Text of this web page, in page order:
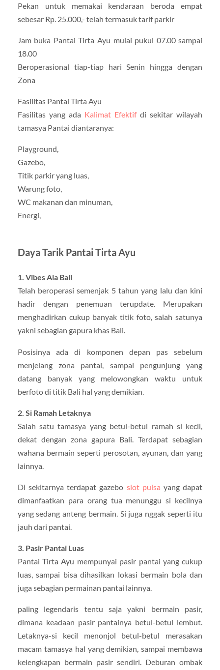
Pekan untuk memakai kendaraan beroda empat
sebesar Rp. 25.000,- telah termasuk tarif parkir
Jam buka Pantai Tirta Ayu mulai pukul 07.00 sampai
18.00
Beroperasional tiap-tiap hari Senin hingga dengan
Zona
Fasilitas Pantai Tirta Ayu
Fasilitas yang ada Kalimat Efektifdi sekitar wilayah
tamasya Pantai diantaranya:
Playground,
Gazebo,
Titik parkir yang luas,
Warung foto,
WC makanan dan minuman,
Energi,
Daya Tarik Pantai Tirta Ayu
1. Vibes Ala Bali
Telah beroperasi semenjak 5 tahun yang lalu dan kini
hadir dengan penemuan terupdate. Merupakan
menghadirkan cukup banyak titik foto, salah satunya
yakni sebagian gapura khas Bali.
Posisinya ada di komponen depan pas sebelum
menjelang zona pantai, sampai pengunjung yang
datang banyak yang melowongkan waktu untuk
berfoto di titik Bali hal yang demikian.
2. Si Ramah Letaknya
Salah satu tamasya yang betul-betul ramah si kecil,
dekat dengan zona gapura Bali. Terdapat sebagian
wahana bermain seperti perosotan, ayunan, dan yang
lainnya.
Di sekitarnya terdapat gazebo slot pulsa yang dapat
dimanfaatkan para orang tua menunggu si kecilnya
yang sedang anteng bermain. Si juga nggak seperti itu
jauh dari pantai.
3. Pasir Pantai Luas
Pantai Tirta Ayu mempunyai pasir pantai yang cukup
luas, sampai bisa dihasilkan lokasi bermain bola dan
juga sebagian permainan pantai lainnya.
paling legendaris tentu saja yakni bermain pasir,
dimana keadaan pasir pantainya betul-betul lembut.
Letaknya-si kecil menonjol betul-betul merasakan
macam tamasya hal yang demikian, sampai membawa
kelengkapan bermain pasir sendiri. Deburan ombak